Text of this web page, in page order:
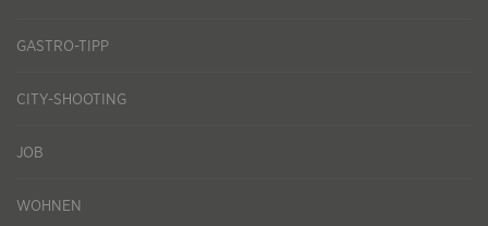
GASTRO-TIPP
CITY-SHOOTING
JOB
WOHNEN